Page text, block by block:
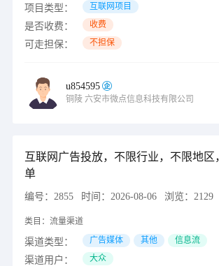
项目类型： 互联网项目
是否收费： 收费
可走担保： 不担保
u854595
铜陵 六安市微点信息科技有限公司
互联网广告投放，不限行业，不限地区
单
编号： 2855 时间： 2026-08-06 浏览： 2129
类目： 流量渠道
渠道类型： 广告媒体 其他 信息流
渠道用户： 大众